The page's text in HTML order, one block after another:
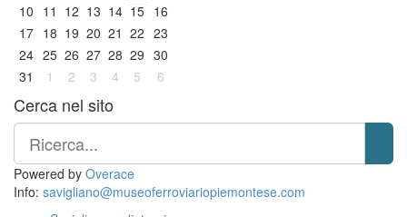
10 11 12 13 14 15 16
17 18 19 20 21 22 23
24 25 26 27 28 29 30
31
1 2 3 4 5 6
Cerca nel sito
Powered by Overace
Info: savigliano@museoferroviariopiemontese.com